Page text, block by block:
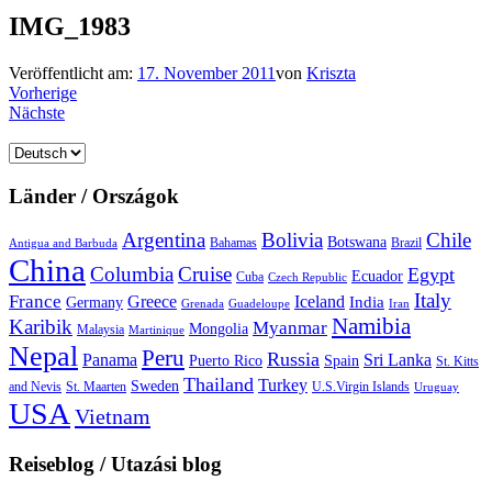
IMG_1983
Veröffentlicht am: 17. November 2011von Kriszta
Vorherige
Nächste
Sprache
Länder / Országok
Antigua and Barbuda Argentina Bahamas Bolivia Botswana Brazil Chile
China ColumbiaCruise Cuba Czech Republic Ecuador Egypt
France Germany Greece Grenada Guadeloupe Iceland India Iran Italy
Karibik Malaysia Martinique Mongolia Myanmar Namibia
Nepal Panama Peru Puerto Rico Russia Spain Sri Lanka St. Kitts
and Nevis St. Maarten Sweden Thailand Turkey U.S.Virgin Islands Uruguay
USAVietnam
Reiseblog / Utazási blog